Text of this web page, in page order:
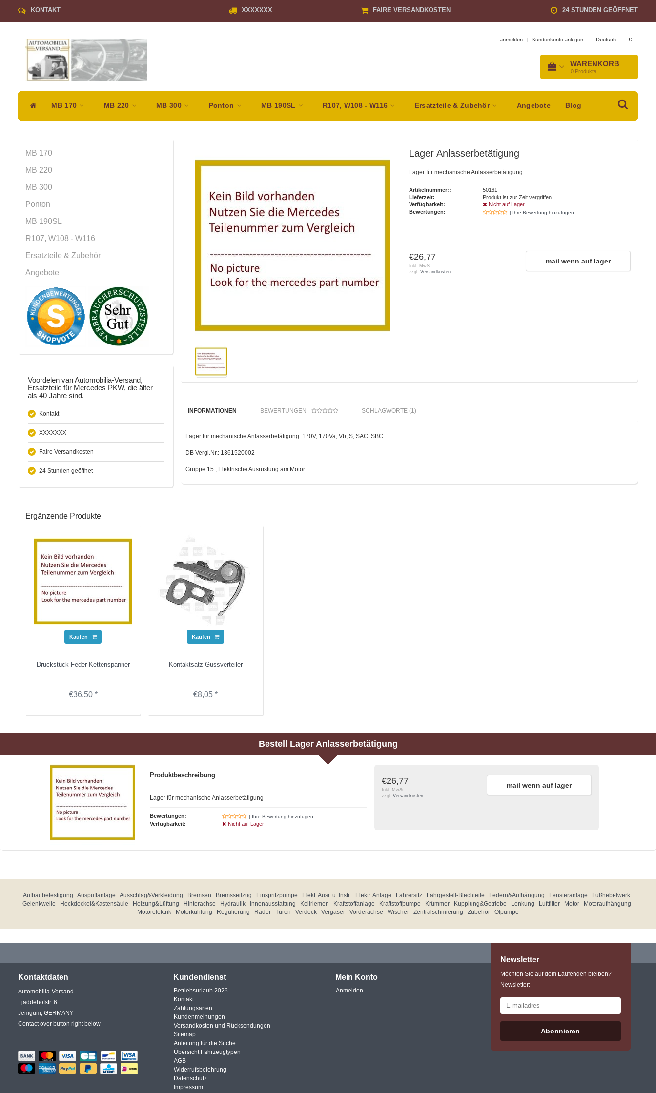
KONTAKT XXXXXXX FAIRE VERSANDKOSTEN 24 STUNDEN GEÖFFNET
anmelden | Kundenkonto anlegen Deutsch €
WARENKORB
0 Produkte
MB 170 MB 220 MB 300 Ponton MB 190SL R107, W108 - W116 Ersatzteile & Zubehör Angebote Blog
MB 170
MB 220
MB 300
Ponton
MB 190SL
R107, W108 - W116
Ersatzteile & Zubehör
Angebote
Voordelen van Automobilia-Versand,
Ersatzteile für Mercedes PKW, die älter
als 40 Jahre sind.
Kontakt
XXXXXXX
Faire Versandkosten
24 Stunden geöffnet
Lager Anlasserbetätigung
Lager für mechanische Anlasserbetätigung
Artikelnummer::
50161
Lieferzeit:
Produkt ist zur Zeit vergriffen
Verfügbarkeit:
Nicht auf Lager
Bewertungen:
| Ihre Bewertung hinzufügen
€26,77
Inkl. MwSt.
zzgl.Versandkosten
mail wenn auf lager
INFORMATIONEN BEWERTUNGEN SCHLAGWORTE (1)
Lager für mechanische Anlasserbetätigung. 170V, 170Va, Vb, S, SAC, SBC
DB Vergl.Nr.: 1361520002
Gruppe 15 , Elektrische Ausrüstung am Motor
Ergänzende Produkte
Kaufen
Druckstück Feder-Kettenspanner
€36,50 *
Kaufen
Kontaktsatz Gussverteiler
€8,05 *
Bestell Lager Anlasserbetätigung
Produktbeschreibung
Lager für mechanische Anlasserbetätigung
Bewertungen: | Ihre Bewertung hinzufügen
Verfügbarkeit: Nicht auf Lager
€26,77
Inkl. MwSt.
zzgl. Versandkosten
mail wenn auf lager
Aufbaubefestigung Auspuffanlage Ausschlag&Verkleidung Bremsen Bremsseilzug Einspritzpumpe Elekt. Ausr. u. Instr. Elektr. Anlage Fahrersitz Fahrgestell-Blechteile Federn&Aufhängung Fensteranlage
Fußhebelwerk
Gelenkwelle
Heckdeckel&Kastensäule Heizung&Lüftung Hinterachse Hydraulik Innenausstattung Keilriemen Kraftstoffanlage Kraftstoffpumpe Krümmer Kupplung&Getriebe Lenkung Luftfilter Motor
Motoraufhängung
Motorelektrik
Motorkühlung Regulierung Räder Türen Verdeck Vergaser Vorderachse Wischer Zentralschmierung Zubehör Ölpumpe
Kontaktdaten
Automobilia-Versand
Tjaddehofstr. 6
Jemgum, GERMANY
Contact over button right below
Kundendienst
Betriebsurlaub 2026
Kontakt
Zahlungsarten
Kundenmeinungen
Versandkosten und Rücksendungen
Sitemap
Anleitung für die Suche
Übersicht Fahrzeugtypen
AGB
Widerrufsbelehrung
Datenschutz
Impressum
Mein Konto
Anmelden
Newsletter
Möchten Sie auf dem Laufenden bleiben?
Newsletter:
Abonnieren